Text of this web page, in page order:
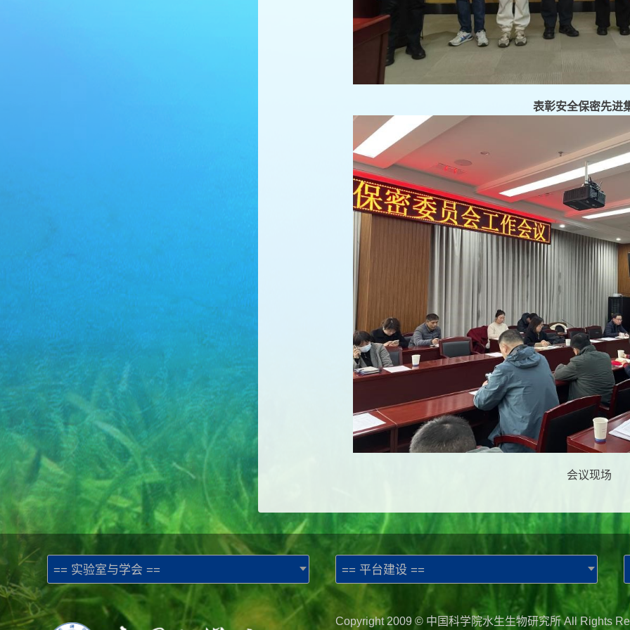
表彰安全保密先进
会议现场
== 实验室与学会 == == 平台建设 ==
Copyright 2009 © 中国科学院水生生物研究所 All Rights